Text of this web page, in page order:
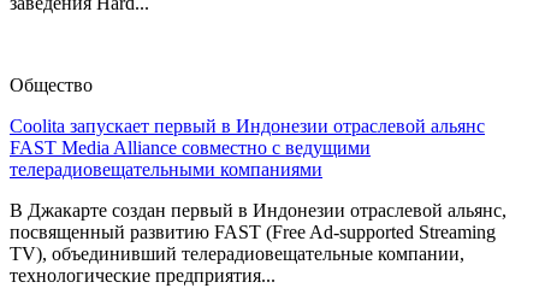
Общество
Coolita запускает первый в Индонезии отраслевой альянс
FAST Media Alliance совместно с ведущими
телерадиовещательными компаниями
В Джакарте создан первый в Индонезии отраслевой альянс,
посвященный развитию FAST (Free Ad-supported Streaming
TV), объединивший телерадиовещательные компании,
технологические предприятия...